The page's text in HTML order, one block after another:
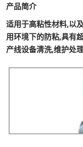
产品简介
适用于高粘性材料,以
用环境下的防粘,具有
产线设备清洗,维护处